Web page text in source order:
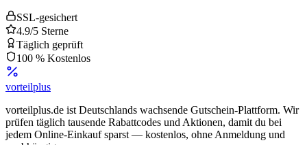
SSL-gesichert
4.9/5 Sterne
Täglich geprüft
100 % Kostenlos
vorteilplus
vorteilplus.de ist Deutschlands wachsende Gutschein-Plattform. Wir
prüfen täglich tausende Rabattcodes und Aktionen, damit du bei
jedem Online-Einkauf sparst — kostenlos, ohne Anmeldung und